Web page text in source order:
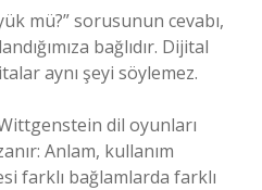
mü?” sorusunun cevabı,
bağlıdır. Dijital
aynı şeyi söylemez.
dil oyunları
Anlam, kullanım
farklı bağlamlarda farklı